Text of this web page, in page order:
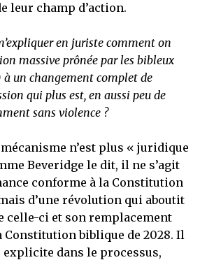
leur champ d’action.
en juriste comment on
massive prônée par les bibleux
à un changement complet de
qui plus est, en aussi peu de
sans violence ?
n’est plus « juridique
Beveridge le dit, il ne s’agit
conforme à la Constitution
d’une révolution qui aboutit
celle-ci et son remplacement
Constitution biblique de 2028. Il
explicite dans le processus,